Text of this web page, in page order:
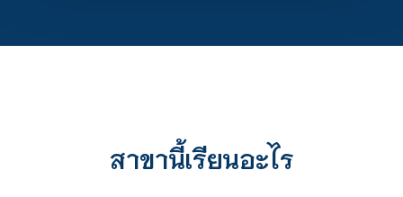
สาขานี้เรียนอะไร